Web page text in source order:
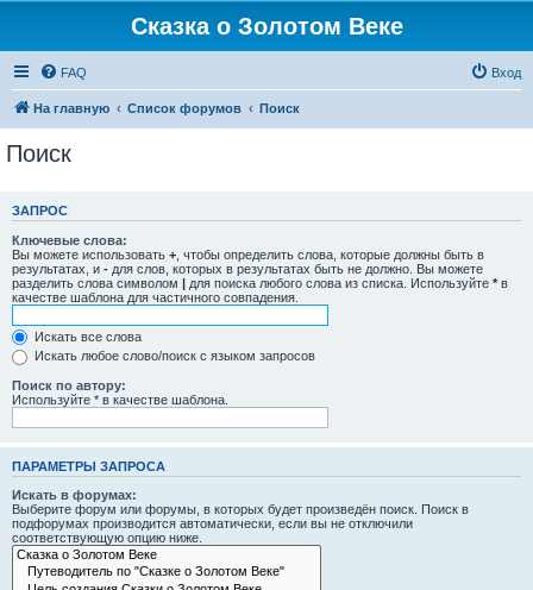
Сказка о Золотом Веке
FAQ Вход
На главную Список форумов Поиск
Поиск
ЗАПРОС
Ключевые слова:
Вы можете использовать + , чтобы определить слова, которые должны быть в
результатах, и - для слов, которых в результатах быть не должно. Вы можете
разделить слова символом | для поиска любого слова из списка. Используйте * в
качестве шаблона для частичного совпадения.
Искать все слова
Искать любое слово/поиск с языком запросов
Поиск по автору:
Используйте * в качестве шаблона.
ПАРАМЕТРЫ ЗАПРОСА
Искать в форумах:
Выберите форум или форумы, в которых будет произведён поиск. Поиск в
подфорумах производится автоматически, если вы не отключили
соответствующую опцию ниже.